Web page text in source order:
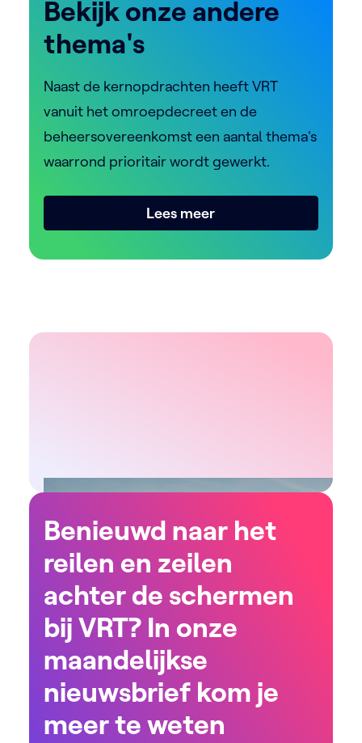
Bekijk onze andere
thema's
Naast de kernopdrachten heeft VRT
vanuit het omroepdecreet en de
beheersovereenkomst een aantal thema's
waarrond prioritair wordt gewerkt.
Lees meer
Benieuwd naar het
reilen en zeilen
achter de schermen
bij VRT? In onze
maandelijkse
nieuwsbrief kom je
meer te weten